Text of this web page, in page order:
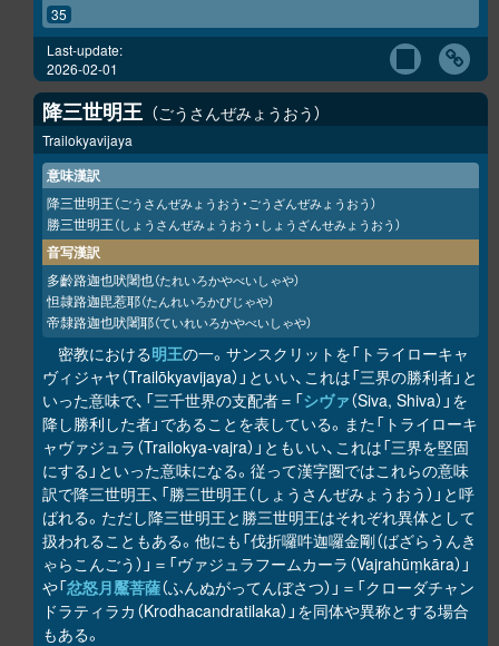
35
Last-update:
2026-02-01
降三世明王 ごうさんぜみょうおう
Trailokyavijaya
意味漢訳
降三世明王（ごうさんぜみょうおう・ごうざんぜみょうおう）
勝三世明王（しょうさんぜみょうおう・しょうざんせみょうおう）
音写漢訳
多齡路迦也吠闍也（たれいろかやべいしゃや）
怛隷路迦毘惹耶（たんれいろかびじゃや）
帝隸路迦也吠闍耶（ていれいろかやべいしゃや）
密教における明王の一。サンスクリットを「トライローキャ
ヴィジャヤ（Trailōkyavijaya）」といい、これは「三界の勝利者」と
いった意味で、「三千世界の支配者＝「シヴァ（Siva, Shiva）」を
降し勝利した者」であることを表している。また「トライローキ
ャヴァジュラ（Trailokya-vajra）」ともいい、これは「三界を堅固
にする」といった意味になる。従って漢字圏ではこれらの意味
訳で降三世明王、「勝三世明王（しょうさんぜみょうおう）」と呼
ばれる。ただし降三世明王と勝三世明王はそれぞれ異体として
扱われることもある。他にも「伐折囉吽迦囉金剛（ばざらうんき
ゃらこんごう）」＝「ヴァジュラフームカーラ（Vajrahūṃkāra）」
や「忿怒月黶菩薩（ふんぬがってんぼさつ）」＝「クローダチャン
ドラティラカ（Krodhacandratilaka）」を同体や異称とする場合
もある。